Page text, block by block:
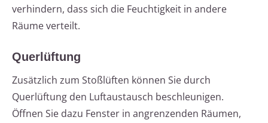
verhindern, dass sich die Feuchtigkeit in andere
Räume verteilt.
Querlüftung
Zusätzlich zum Stoßlüften können Sie durch
Querlüftung den Luftaustausch beschleunigen.
Öffnen Sie dazu Fenster in angrenzenden Räumen,